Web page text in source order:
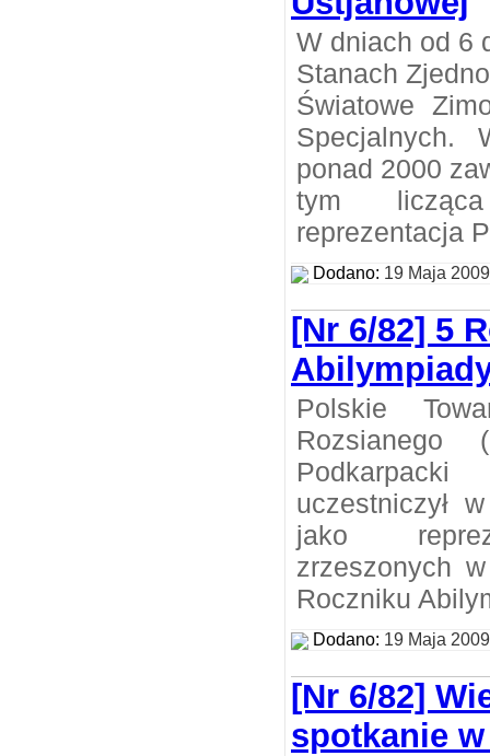
W dniach od 6
Stanach
Światowe
Specjalnych.
ponad 2000
tym
reprezentacja
Dodano: 19 Maja 2009
[Nr 6/82] 5
Polskie
uczestniczył
jako
zrzeszonych
Roczniku
Dodano: 19 Maja 2009
[Nr 6/82]
spotkanie